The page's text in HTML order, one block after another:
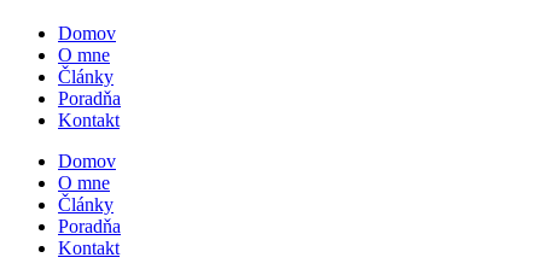
Domov
O mne
Články
Poradňa
Kontakt
Domov
O mne
Články
Poradňa
Kontakt